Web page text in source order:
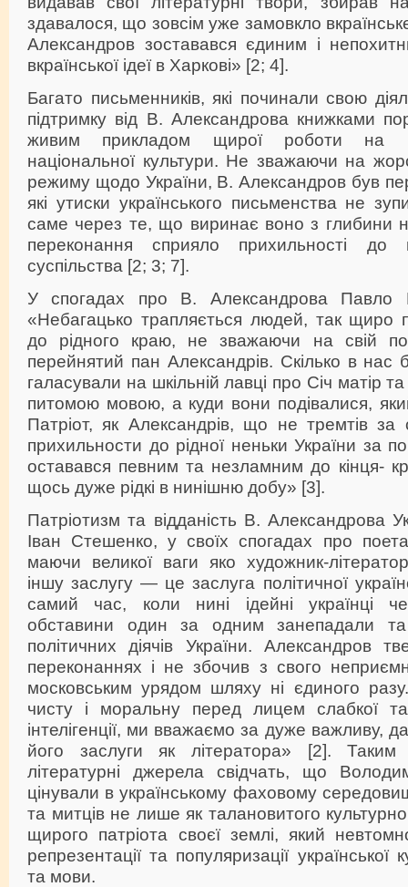
здавалося, що зовсім уже замовкло
Александров зоставався єдиним і
вкраїнської ідеї в Харкові» [2; 4].
Багато письменників, які починали свою
підтримку від В. Александрова книжками
живим прикладом щирої роботи на
національної культури. Не зважаючи на
режиму щодо України, В. Александров був
які утиски українського письменства не
саме через те, що виринає воно з глибини
переконання сприяло прихильності до
суспільства [2; 3; 7].
У спогадах про В. Александрова Павло
«Небагацько трапляється людей, так щиро
до рідного краю, не зважаючи на свій
перейнятий пан Александрів. Скілько в нас
галасували на шкільній лавці про Січ матір
питомою мовою, а куди вони подівалися,
Патріот, як Александрів, що не тремтів
прихильности до рідної неньки України за
оставався певним та незламним до кінця-
щось дуже рідкі в нинішню добу» [3].
Патріотизм та відданість В. Александрова
Іван Стешенко, у своїх спогадах про
маючи великої ваги яко художник-
іншу заслугу — це заслуга політичної
самий час, коли нині ідейні українці
обставини один за одним занепадали
політичних діячів України. Александров
переконаннях і не збочив з свого
московським урядом шляху ні єдиного
чисту і моральну перед лицем слабкої та
інтелігенції, ми вважаємо за дуже важливу,
його заслуги як літератора» [2]. Таким
літературні джерела свідчать, що
цінували в українському фаховому
та митців не лише як талановитого
щирого патріота своєї землі, який
репрезентації та популяризації української
та мови.